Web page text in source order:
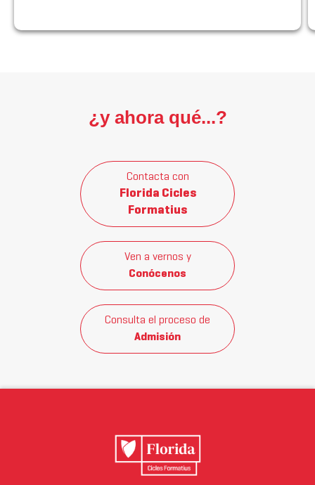
¿y ahora qué...?
Contacta con
Florida Cicles
Formatius
Ven a vernos y
Conócenos
Consulta el proceso de
Admisión